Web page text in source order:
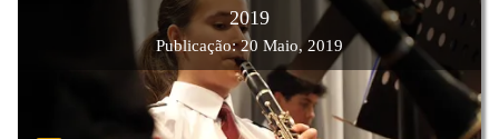
2019
Publicação: 20 Maio, 2019